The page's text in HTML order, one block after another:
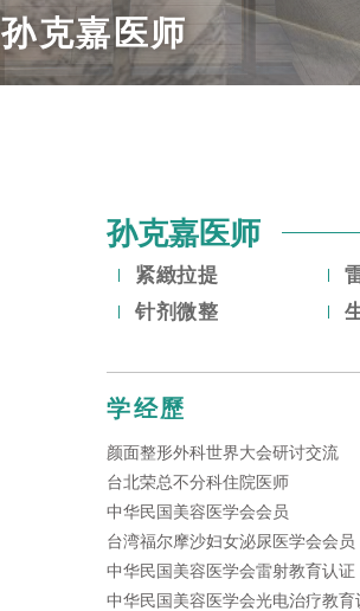
孙克嘉医师
孙克嘉医师
紧緻拉提
针剂微整
学经歷
颜面整形外科世界大会研讨交流
台北荣总不分科住院医师
中华民国美容医学会会员
台湾福尔摩沙妇女泌尿医学会会员
中华民国美容医学会雷射教育认证
中华民国美容医学会光电治疗教育